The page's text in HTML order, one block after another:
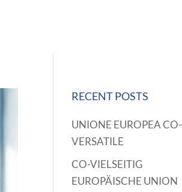
RECENT POSTS
UNIONE EUROPEA CO-
VERSATILE
CO-VIELSEITIG
EUROPÄISCHE UNION